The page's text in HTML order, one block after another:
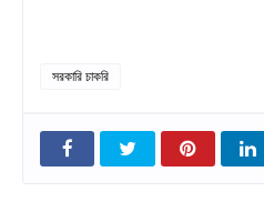
সরকারি চাকরি